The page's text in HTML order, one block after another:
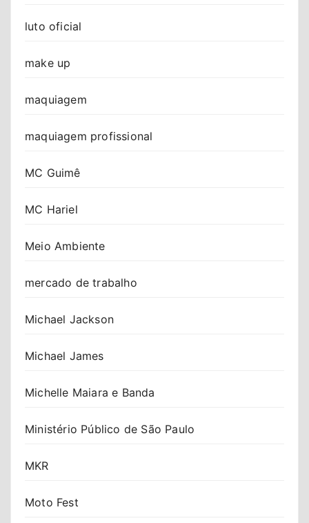
luto oficial
make up
maquiagem
maquiagem profissional
MC Guimê
MC Hariel
Meio Ambiente
mercado de trabalho
Michael Jackson
Michael James
Michelle Maiara e Banda
Ministério Público de São Paulo
MKR
Moto Fest